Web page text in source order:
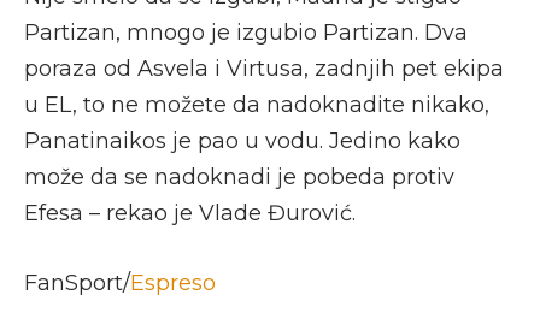
Partizan, mnogo je izgubio Partizan. Dva
poraza od Asvela i Virtusa, zadnjih pet ekipa
u EL, to ne možete da nadoknadite nikako,
Panatinaikos je pao u vodu. Jedino kako
može da se nadoknadi je pobeda protiv
Efesa – rekao je Vlade Đurović.
FanSport/Espreso